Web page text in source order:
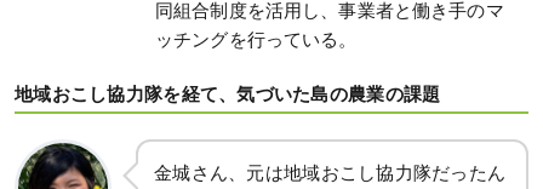
同組合制度を活用し、事業者と働き手のマ
ッチングを行っている。
地域おこし協力隊を経て、気づいた島の農業の課題
金城さん、元は地域おこし協力隊だったん